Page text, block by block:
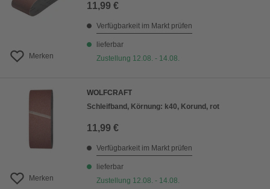
Merken
11,99 €
Verfügbarkeit im Markt prüfen
lieferbar
Zustellung 12.08. - 14.08.
Merken
WOLFCRAFT
Schleifband, Körnung: k40, Korund, rot
11,99 €
Verfügbarkeit im Markt prüfen
lieferbar
Zustellung 12.08. - 14.08.